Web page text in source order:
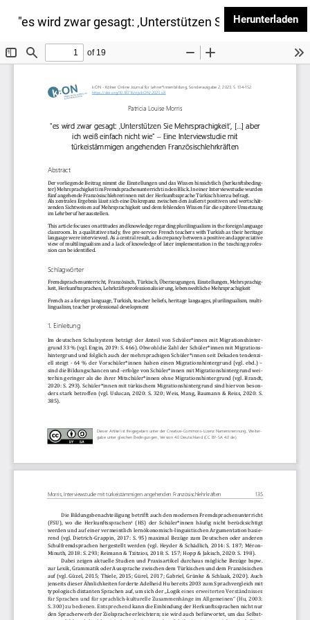
Zu Artikeldetails zurückkehren
"es wird zwar gesagt: ‚Unterstützen SieHerunterladen